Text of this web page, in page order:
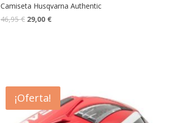
Camiseta Husqvarna Authentic
46,95€ 29,00 €
¡Oferta!